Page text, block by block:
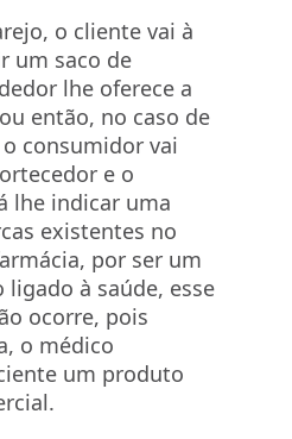
o cliente vai à
um saco de
lhe oferece a
então, no caso de
consumidor vai
e o
lhe indicar uma
existentes no
por ser um
à saúde, esse
ocorre, pois
o médico
um produto